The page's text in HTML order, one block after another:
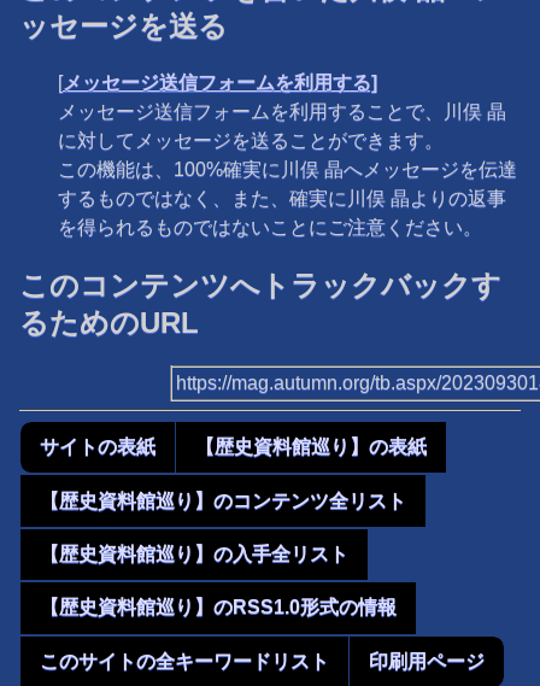
ッセージを送る
[メッセージ送信フォームを利用する]
メッセージ送信フォームを利用することで、川俣 晶
に対してメッセージを送ることができます。
この機能は、100%確実に川俣 晶へメッセージを伝達
するものではなく、また、確実に川俣 晶よりの返事
を得られるものではないことにご注意ください。
このコンテンツへトラックバックす
るためのURL
https://mag.autumn.org/tb.aspx/
サイトの表紙 【歴史資料館巡り】の表紙
【歴史資料館巡り】のコンテンツ全リスト
【歴史資料館巡り】の入手全リスト
【歴史資料館巡り】のRSS1.0形式の情報
このサイトの全キーワードリスト 印刷用ページ